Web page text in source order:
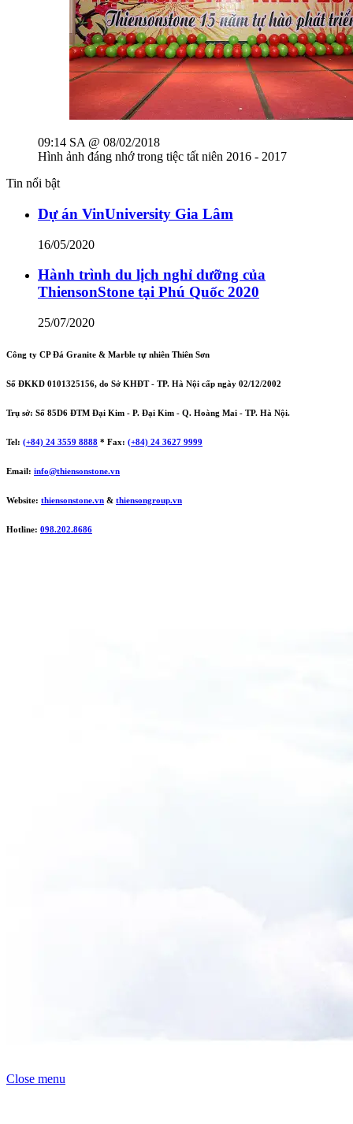
09:14 SA @ 08/02/2018
Hình ảnh đáng nhớ trong tiệc tất niên 2016 - 2017
Tin nổi bật
Dự án VinUniversity Gia Lâm
16/05/2020
Hành trình du lịch nghỉ dưỡng của
ThiensonStone tại Phú Quốc 2020
25/07/2020
Công ty CP Đá Granite & Marble tự nhiên Thiên Sơn
Số ĐKKD 0101325156, do Sở KHĐT - TP. Hà Nội cấp ngày 02/12/2002
Trụ sở: Số 85D6 ĐTM Đại Kim - P. Đại Kim - Q. Hoàng Mai - TP. Hà Nội.
Tel: (+84) 24 3559 8888 * Fax: (+84) 24 3627 9999
Email: info@thiensonstone.vn
Website: thiensonstone.vn & thiensongroup.vn
Hotline: 098.202.8686
Close menu